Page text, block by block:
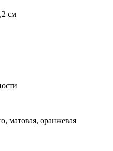
см
матовая, оранжевая